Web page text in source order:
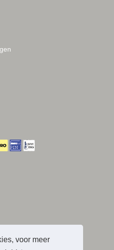
voor meer